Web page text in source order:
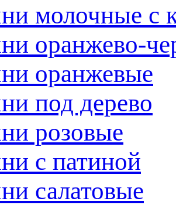
молочные с
оранжево-
оранжевые
под дерево
розовые
с патиной
салатовые